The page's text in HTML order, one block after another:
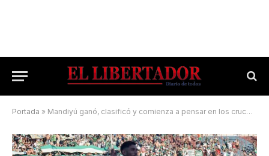
Portada » Mandiyú ganó, clasificó y comienza a pensar en los cruces de playoffs